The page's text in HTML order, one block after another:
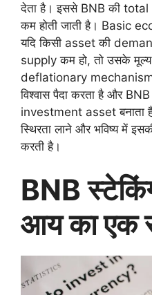
देता है। इससे BNB की
कम होती जाती है। Basic
यदि किसी asset की
supply कम हो, तो उसके मूल्य
deflationary
विश्वास पैदा करता है और
investment asset बनाता
स्थिरता लाने और भविष्य में
करती है।
BNB
आय का एक